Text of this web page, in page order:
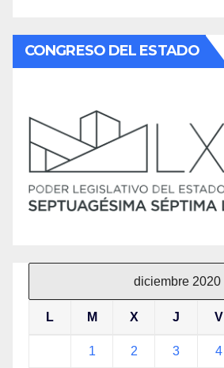
CONGRESO DEL ESTADO
diciembre 2020
L M X J V
1 2 3 4